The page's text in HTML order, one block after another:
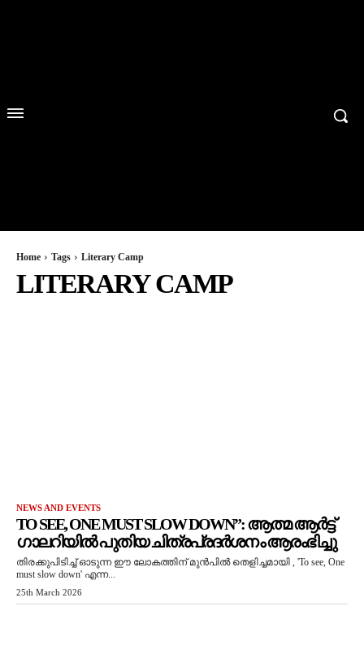
Home Tags Literary Camp
LITERARY CAMP
NEWS AND EVENTS
TO SEE, ONE MUST SLOW DOWN”: ആത്മ ആർട്ട്
ഗാലറിയിൽ പുതിയ ചിത്രപ്രദർശനം ആരംഭിച്ചു
തിരക്കുപിടിച്ച് ഓടുന്ന ഈ ലോകത്തിന് മുൻപിൽ തെളിച്ചമായി , 'To see, One
must slow down' എന്ന...
25th March 2026